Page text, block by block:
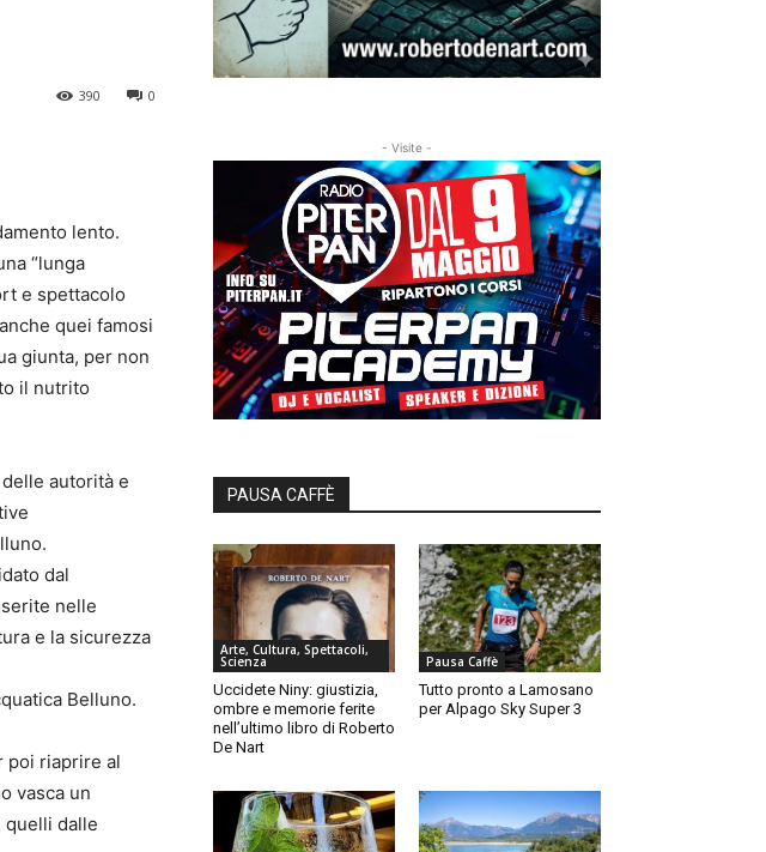
0
390
lento.
“lunga
e spettacolo
quei famosi
giunta, per non
il nutrito
autorità e
dal
nelle
e la sicurezza
Belluno.
poi riaprire al
vasca un
quelli dalle
- Visite -
PAUSA CAFFÈ
Arte, Cultura, Spettacoli,
Scienza
Uccidete Niny: giustizia,
ombre e memorie ferite
nell’ultimo libro di Roberto
De Nart
Pausa Caffè
Tutto pronto a Lamosano
per Alpago Sky Super 3